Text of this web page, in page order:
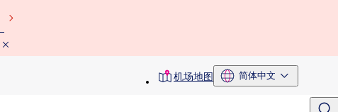
toolbar机场地图 简体中文